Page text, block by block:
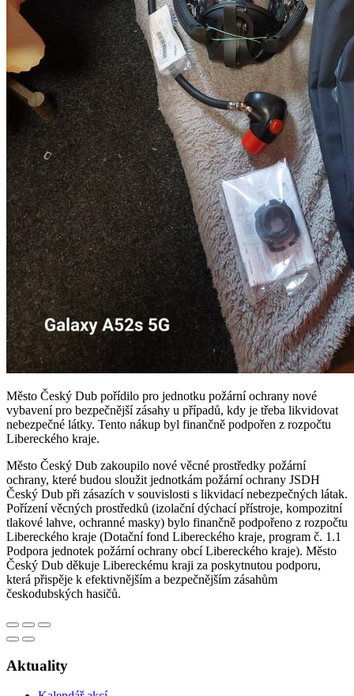
Město Český Dub pořídilo pro jednotku požární ochrany nové
vybavení pro bezpečnější zásahy u případů, kdy je třeba likvidovat
nebezpečné látky. Tento nákup byl finančně podpořen z rozpočtu
Libereckého kraje.
Město Český Dub zakoupilo nové věcné prostředky požární
ochrany, které budou sloužit jednotkám požární ochrany JSDH
Český Dub při zásazích v souvislosti s likvidací nebezpečných látak.
Pořízení věcných prostředků (izolační dýchací přístroje, kompozitní
tlakové lahve, ochranné masky) bylo finančně podpořeno z rozpočtu
Libereckého kraje (Dotační fond Libereckého kraje, program č. 1.1
Podpora jednotek požární ochrany obcí Libereckého kraje). Město
Český Dub děkuje Libereckému kraji za poskytnutou podporu,
která přispěje k efektivnějším a bezpečnějším zásahům
českodubských hasičů.
Aktuality